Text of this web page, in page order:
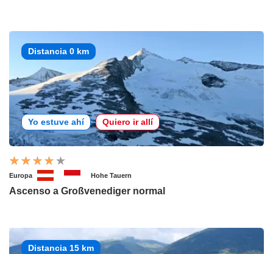
Distancia 0 km
Yo estuve ahí Quiero ir allí
Europa Hohe Tauern
Ascenso a Großvenediger normal
Distancia 15 km